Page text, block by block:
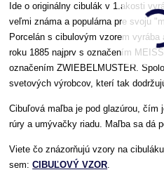
Ide o originálny cibulák v 1.akosti
veľmi známa a populárna pre svoju
Porcelán s cibulovým vzorem
roku 1885 najprv s označením
označením ZWIEBELMUSTER.
svetových výrobcov, kterí tak
Cibuľová maľba je pod glazúrou, čím
rúry a umývačky riadu. Maľba sa dá
Viete čo znázorňujú vzory na
sem:CIBUĽOVÝ VZOR